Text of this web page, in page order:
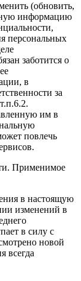
(обновить,
информацию
персональных
заботится о
в
за
им в
повлечь
Применимое
в настоящую
изменений в
в силу с
новой
всегда